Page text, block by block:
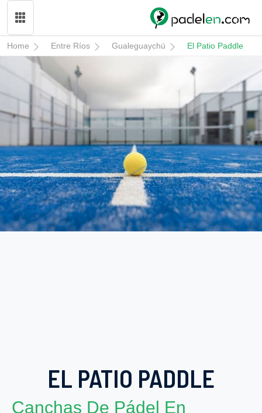
Home Entre Ríos Gualeguaychú El Patio Paddle
EL PATIO PADDLE
Canchas De Pádel En